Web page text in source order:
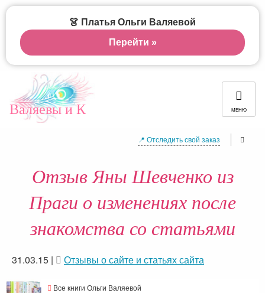
Валяевы и К МЕНЮ
📍 Отследить свой заказ
Отзыв Яны Шевченко из
Праги о изменениях после
знакомства со статьями
31.03.15 | Отзывы о сайте и статьях сайта
Все книги Ольги Валяевой
👗 Платья Ольги Валяевой
Перейти »